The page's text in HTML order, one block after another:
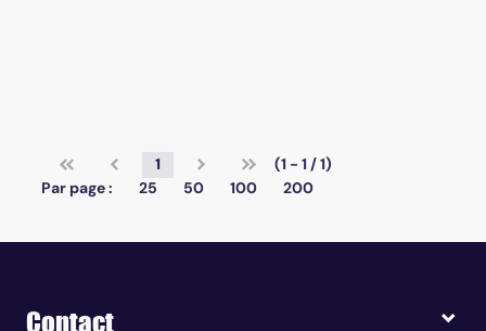
1
(1 - 1 / 1)
Par page :
25 50 100 200
Contact